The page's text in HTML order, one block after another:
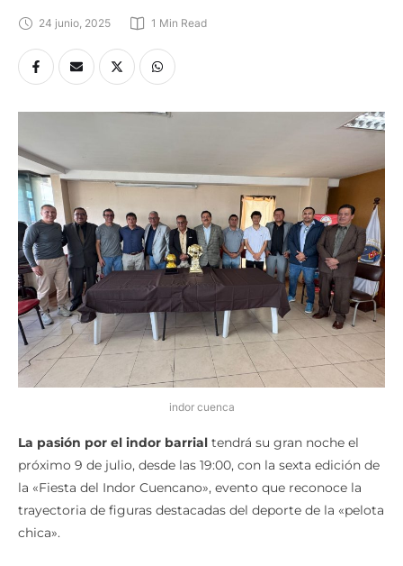
24 junio, 2025 1 Min Read
indor cuenca
La pasión por el indor barrial tendrá su gran noche el
próximo 9 de julio, desde las 19:00, con la sexta edición de
la «Fiesta del Indor Cuencano», evento que reconoce la
trayectoria de figuras destacadas del deporte de la «pelota
chica».